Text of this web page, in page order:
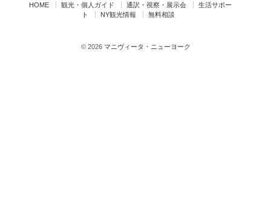
HOME 観光・個人ガイド 通訳・視察・展示会
生活サポー
ト
NY観光情報 無料相談
© 2026マニヴィータ・ニューヨーク